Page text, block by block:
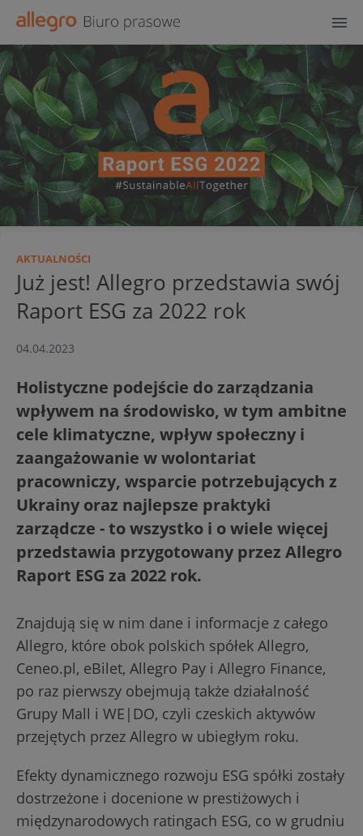
AKTUALNOŚCI
Już jest! Allegro przedstawia swój
Raport ESG za 2022 rok
04.04.2023
Holistyczne podejście do zarządzania
wpływem na środowisko, w tym ambitne
cele klimatyczne, wpływ społeczny i
zaangażowanie w wolontariat
pracowniczy, wsparcie potrzebujących z
Ukrainy oraz najlepsze praktyki
zarządcze - to wszystko i o wiele więcej
przedstawia przygotowany przez Allegro
Raport ESG za 2022 rok.
Znajdują się w nim dane i informacje z całego
Allegro, które obok polskich spółek Allegro,
Ceneo.pl, eBilet, Allegro Pay i Allegro Finance,
po raz pierwszy obejmują także działalność
Grupy Mall i WE|DO, czyli czeskich aktywów
przejętych przez Allegro w ubiegłym roku.
Efekty dynamicznego rozwoju ESG spółki zostały
dostrzeżone i docenione w prestiżowych i
międzynarodowych ratingach ESG, co w grudniu